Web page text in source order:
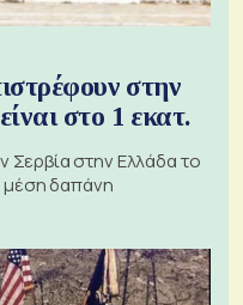
στην
στο 1 εκατ.
Σερβία στην Ελλάδα το
μέση δαπάνη